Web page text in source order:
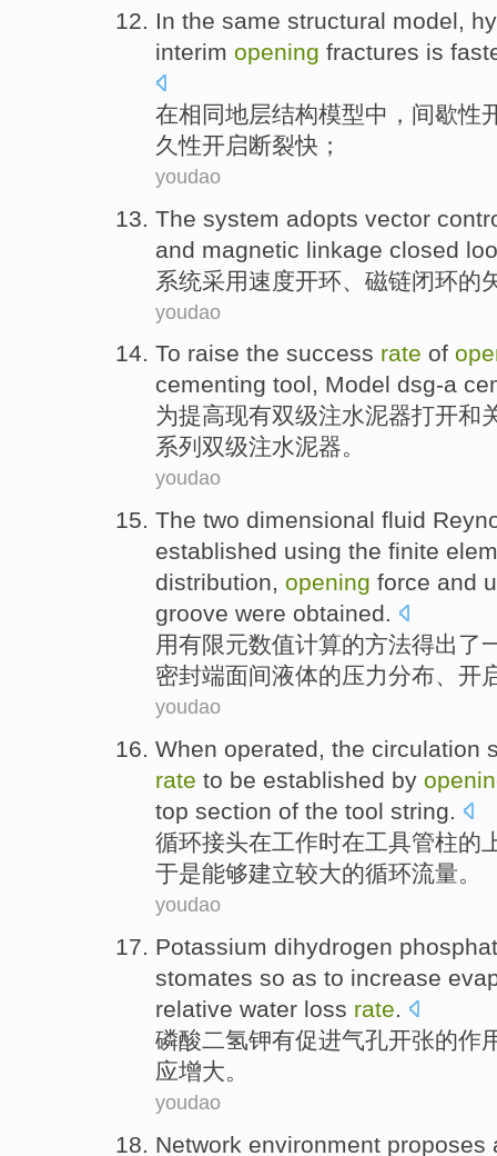
In the same structural model,
interim opening fractures is
在相同地层结构模型中 ，间歇性
久性开启断裂快 ；
youdao
The system adopts vector
and magnetic linkage closed
系统采用速度开环 磁链闭环的
youdao
To raise the success rate of
cementing tool, Model dsg-a
为提高现有双级注水泥器打开和
系列双级注水泥器。
youdao
The two dimensional fluid
established using the finite
distribution, opening force and
groove were obtained.
用有限元数值计算的方法得出了
密封端面间液体的压力分布、 开
youdao
When operated, the circulation
rate to be established by
top section of the tool string.
循环接头在工作时在工具管柱的
于是能够建立较大的循环流量。
youdao
Potassium dihydrogen
stomates so as to increase
relative water loss rate.
磷酸二氢钾有促进气孔开张的作
应增大。
youdao
Network environment proposes